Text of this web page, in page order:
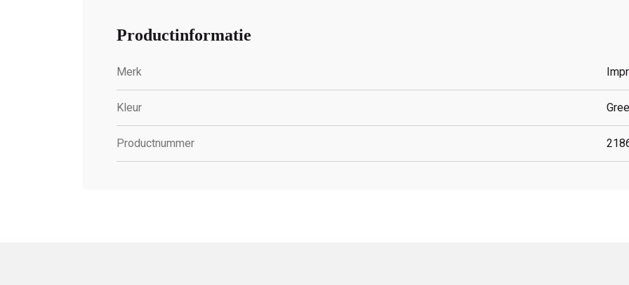
Productinformatie
Merk
Kleur
Productnummer